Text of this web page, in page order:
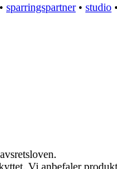
• sparringspartner• studio •